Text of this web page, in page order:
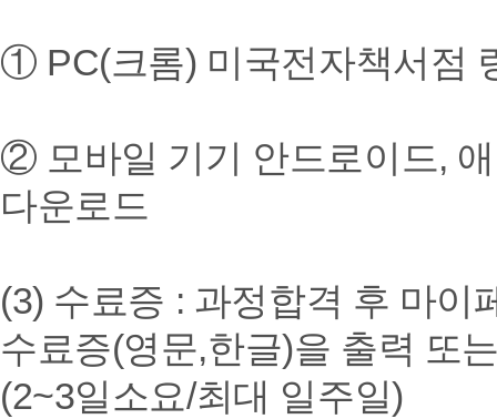
① PC(크롬) 미국전자책서점
② 모바일 기기 안드로이드,
다운로드
(3) 수료증 : 과정합격 후 마이
수료증(영문,한글)을 출력 또
(2~3일소요/최대 일주일)